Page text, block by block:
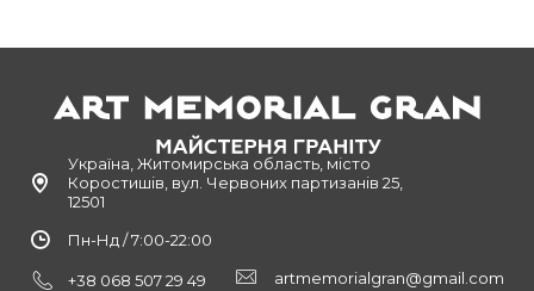
Україна, Житомирська область, місто
Коростишів, вул. Червоних партизанів 25,
12501
Пн-Нд / 7:00-22:00
+38 068 507 29 49 artmemorialgran@gmail.com